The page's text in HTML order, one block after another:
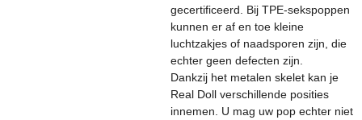
gecertificeerd. Bij TPE-sekspoppen
kunnen er af en toe kleine
luchtzakjes of naadsporen zijn, die
echter geen defecten zijn.
Dankzij het metalen skelet kan je
Real Doll verschillende posities
innemen. U mag uw pop echter niet